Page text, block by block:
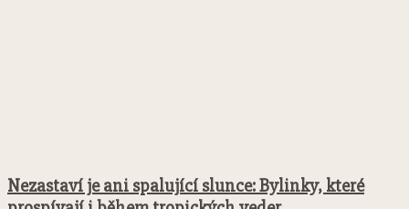
Nezastaví je ani spalující slunce: Bylinky, které